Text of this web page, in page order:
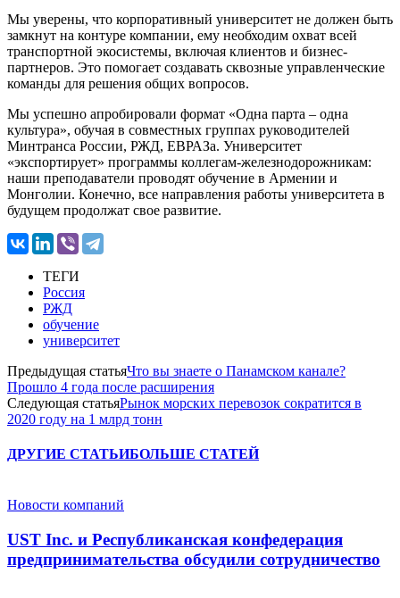
Мы уверены, что корпоративный университет не должен быть
замкнут на контуре компании, ему необходим охват всей
транспортной экосистемы, включая клиентов и бизнес-
партнеров. Это помогает создавать сквозные управленческие
команды для решения общих вопросов.
Мы успешно апробировали формат «Одна парта – одна
культура», обучая в совместных группах руководителей
Минтранса России, РЖД, ЕВРАЗа. Университет
«экспортирует» программы коллегам-железнодорожникам:
наши преподаватели проводят обучение в Армении и
Монголии. Конечно, все направления работы университета в
будущем продолжат свое развитие.
ТЕГИ
Россия
РЖД
обучение
университет
Предыдущая статьяЧто вы знаете о Панамском канале?
Прошло 4 года после расширения
Следующая статьяРынок морских перевозок сократится в
2020 году на 1 млрд тонн
ДРУГИЕ СТАТЬИБОЛЬШЕ СТАТЕЙ
Новости компаний
UST Inc. и Республиканская конфедерация
предпринимательства обсудили сотрудничество